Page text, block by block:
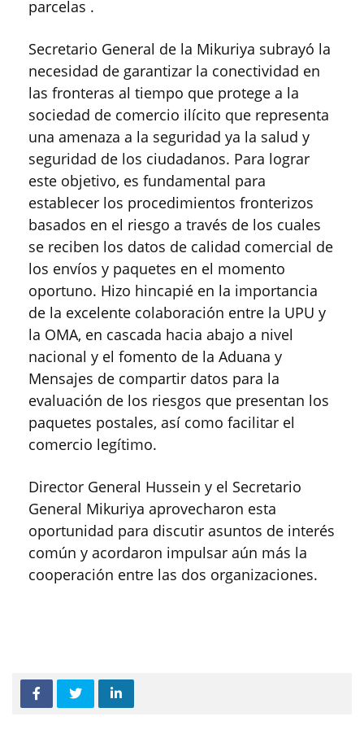
parcelas .
Secretario General de la Mikuriya subrayó la
necesidad de garantizar la conectividad en
las fronteras al tiempo que protege a la
sociedad de comercio ilícito que representa
una amenaza a la seguridad ya la salud y
seguridad de los ciudadanos. Para lograr
este objetivo, es fundamental para
establecer los procedimientos fronterizos
basados ​​en el riesgo a través de los cuales
se reciben los datos de calidad comercial de
los envíos y paquetes en el momento
oportuno. Hizo hincapié en la importancia
de la excelente colaboración entre la UPU y
la OMA, en cascada hacia abajo a nivel
nacional y el fomento de la Aduana y
Mensajes de compartir datos para la
evaluación de los riesgos que presentan los
paquetes postales, así como facilitar el
comercio legítimo.
Director General Hussein y el Secretario
General Mikuriya aprovecharon esta
oportunidad para discutir asuntos de interés
común y acordaron impulsar aún más la
cooperación entre las dos organizaciones.